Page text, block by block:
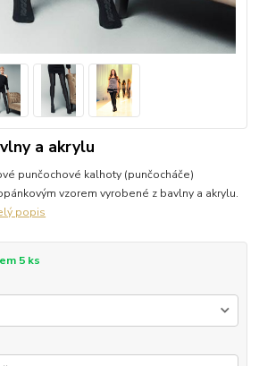
a akrylu
punčochové kalhoty (punčocháče)
vzorem vyrobené z bavlny a akrylu.
popis
5 ks